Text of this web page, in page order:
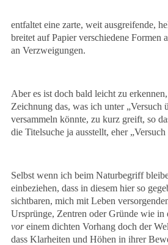
entfaltet eine zarte, weit ausgreifende,
breitet auf Papier verschiedene Formen
an Verzweigungen.
Aber es ist doch bald leicht zu
Zeichnung das, was ich unter „Versuch
versammeln könnte, zu kurz greift, so
die Titelsuche ja ausstellt, eher
Selbst wenn ich beim Naturbegriff
einbeziehen, dass in diesem hier so
sichtbaren, mich mit Leben
Ursprünge, Zentren oder Gründe wie in
vor einem dichten Vorhang doch der
dass Klarheiten und Höhen in ihrer